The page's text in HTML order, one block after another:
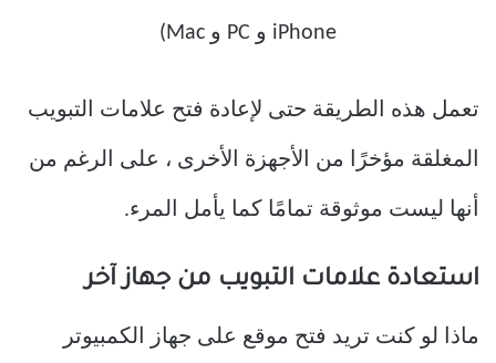
تعمل هذه الطريقة حتى لإعادة فتح علامات التبويب
المغلقة مؤخرًا من الأجهزة الأخرى ، على الرغم من
أنها ليست موثوقة تمامًا كما يأمل المرء.
استعادة علامات التبويب من جهاز آخر
ماذا لو كنت تريد فتح موقع على جهاز الكمبيوتر